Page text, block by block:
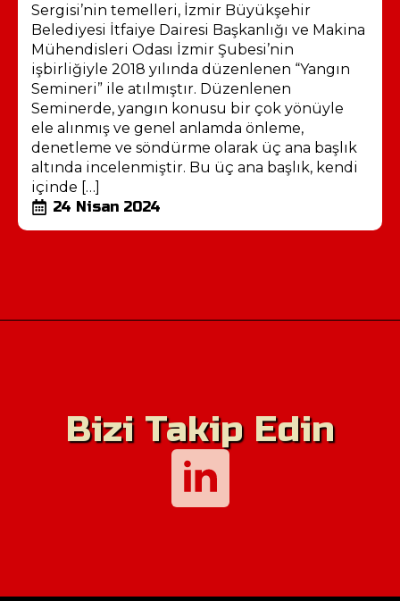
Sergisi’nin temelleri, İzmir Büyükşehir
Belediyesi İtfaiye Dairesi Başkanlığı ve Makina
Mühendisleri Odası İzmir Şubesi’nin
işbirliğiyle 2018 yılında düzenlenen “Yangın
Semineri” ile atılmıştır. Düzenlenen
Seminerde, yangın konusu bir çok yönüyle
ele alınmış ve genel anlamda önleme,
denetleme ve söndürme olarak üç ana başlık
altında incelenmiştir. Bu üç ana başlık, kendi
içinde […]
24 Nisan 2024
Bizi Takip Edin